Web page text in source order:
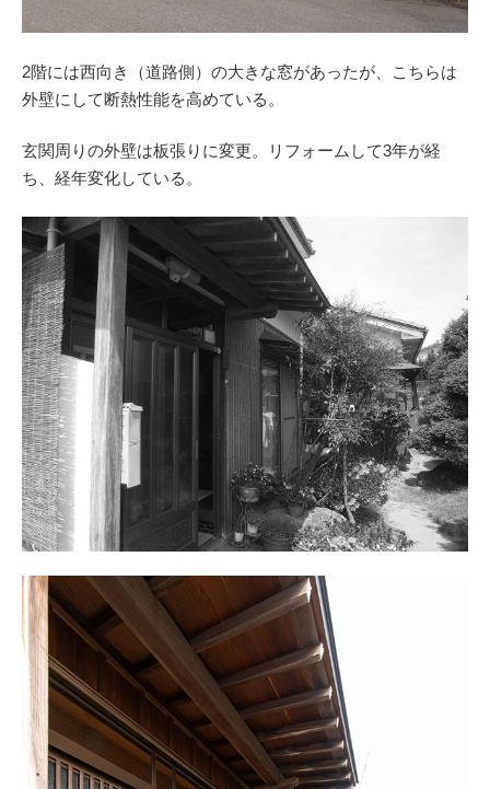
2階には西向き（道路側）の大きな窓があったが、こちらは
外壁にして断熱性能を高めている。
玄関周りの外壁は板張りに変更。リフォームして3年が経
ち、経年変化している。